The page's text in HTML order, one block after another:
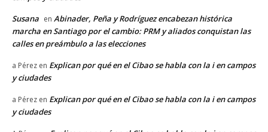
Susana en Abinader, Peña y Rodríguez encabezan histórica
marcha en Santiago por el cambio: PRM y aliados conquistan las
calles en preámbulo a las elecciones
a Pérez en Explican por qué en el Cibao se habla con la i en campos
y ciudades
a Pérez en Explican por qué en el Cibao se habla con la i en campos
y ciudades